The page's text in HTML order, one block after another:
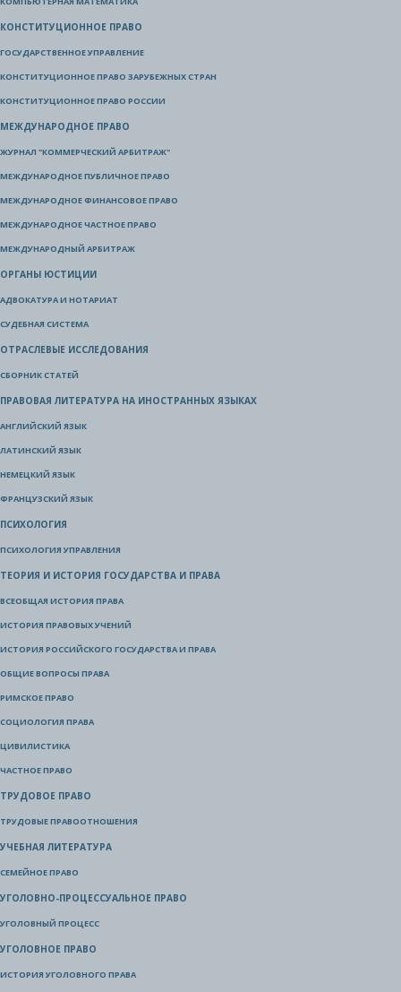
КОНСТИТУЦИОННОЕ ПРАВО
ГОСУДАРСТВЕННОЕ УПРАВЛЕНИЕ
КОНСТИТУЦИОННОЕ ПРАВО ЗАРУБЕЖНЫХ СТРАН
КОНСТИТУЦИОННОЕ ПРАВО РОССИИ
МЕЖДУНАРОДНОЕ ПРАВО
ЖУРНАЛ "КОММЕРЧЕСКИЙ АРБИТРАЖ"
МЕЖДУНАРОДНОЕ ПУБЛИЧНОЕ ПРАВО
МЕЖДУНАРОДНОЕ ФИНАНСОВОЕ ПРАВО
МЕЖДУНАРОДНОЕ ЧАСТНОЕ ПРАВО
МЕЖДУНАРОДНЫЙ АРБИТРАЖ
ОРГАНЫ ЮСТИЦИИ
АДВОКАТУРА И НОТАРИАТ
СУДЕБНАЯ СИСТЕМА
ОТРАСЛЕВЫЕ ИССЛЕДОВАНИЯ
СБОРНИК СТАТЕЙ
ПРАВОВАЯ ЛИТЕРАТУРА НА ИНОСТРАННЫХ ЯЗЫКАХ
АНГЛИЙСКИЙ ЯЗЫК
ЛАТИНСКИЙ ЯЗЫК
НЕМЕЦКИЙ ЯЗЫК
ФРАНЦУЗСКИЙ ЯЗЫК
ПСИХОЛОГИЯ
ПСИХОЛОГИЯ УПРАВЛЕНИЯ
ТЕОРИЯ И ИСТОРИЯ ГОСУДАРСТВА И ПРАВА
ВСЕОБЩАЯ ИСТОРИЯ ПРАВА
ИСТОРИЯ ПРАВОВЫХ УЧЕНИЙ
ИСТОРИЯ РОССИЙСКОГО ГОСУДАРСТВА И ПРАВА
ОБЩИЕ ВОПРОСЫ ПРАВА
РИМСКОЕ ПРАВО
СОЦИОЛОГИЯ ПРАВА
ЦИВИЛИСТИКА
ЧАСТНОЕ ПРАВО
ТРУДОВОЕ ПРАВО
ТРУДОВЫЕ ПРАВООТНОШЕНИЯ
УЧЕБНАЯ ЛИТЕРАТУРА
СЕМЕЙНОЕ ПРАВО
УГОЛОВНО-ПРОЦЕССУАЛЬНОЕ ПРАВО
УГОЛОВНЫЙ ПРОЦЕСС
УГОЛОВНОЕ ПРАВО
ИСТОРИЯ УГОЛОВНОГО ПРАВА